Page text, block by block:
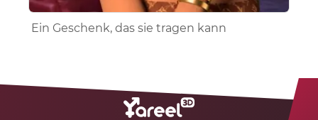
Ein Geschenk, das sie tragen kann